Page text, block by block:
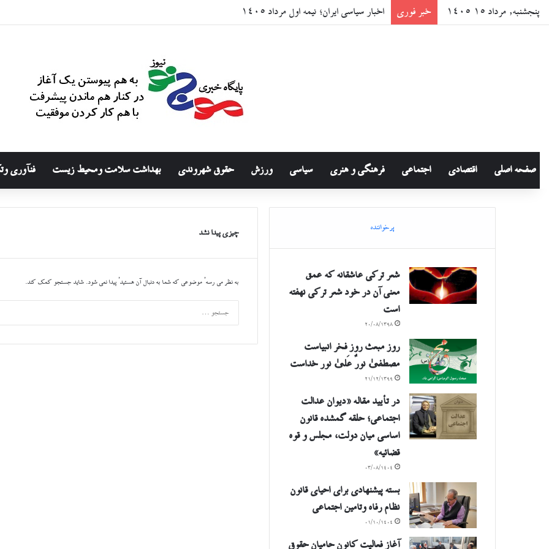
پنجشنبه, مرداد ۱۵ ۱۴۰۵ خبر فوری اخبار سیاسی ایران؛ نیمه اول مرداد ۱۴۰۵
صفحه اصلی اقتصادی اجتماعی فرهنگی و هنری سیاسی ورزش حقوق شهروندی بهداشت سلامت ومحیط زیست فنآوری
چیزی پیدا نشد
به نظر می رسه’ موضوعی که شما به دنبال آن هستید’ پیدا نمی شود. شاید جستجو کمک کند.
پرخواننده
شعر ترکی عاشقانه که عمق
معنی آن در خود شعر ترکی نهفته
است
۲۰/۰۸/۱۳۹۸
روز مبعث روز فخر انبیاست
مصطفیٰ نورٌ عَلیٰ نور خداست
۲۱/۱۲/۱۳۹۹
در تأیید مقاله «دیوان عدالت
اجتماعی؛ حلقه گمشده قانون
اساسی میان دولت، مجلس و قوه
قضائیه»
۰۳/۰۸/۱۴۰۴
بسته پیشنهادی برای احیای قانون
نظام رفاه وتامین اجتماعی
۰۱/۱۰/۱۴۰۴
آغاز فعالیت کانون حامیان حقوق